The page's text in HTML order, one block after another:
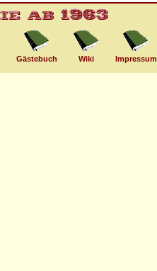
Gästebuch Wiki Impressum